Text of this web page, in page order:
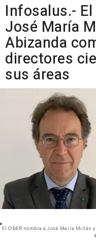
Infosalus.- El
José María
Abizanda
directores
sus áreas
El CIBER nombra a José María Millán